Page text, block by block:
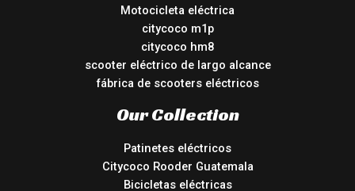
Motocicleta eléctrica
citycoco m1p
citycoco hm8
scooter eléctrico de largo alcance
fábrica de scooters eléctricos
Our Collection
Patinetes eléctricos
Citycoco Rooder Guatemala
Bicicletas eléctricas